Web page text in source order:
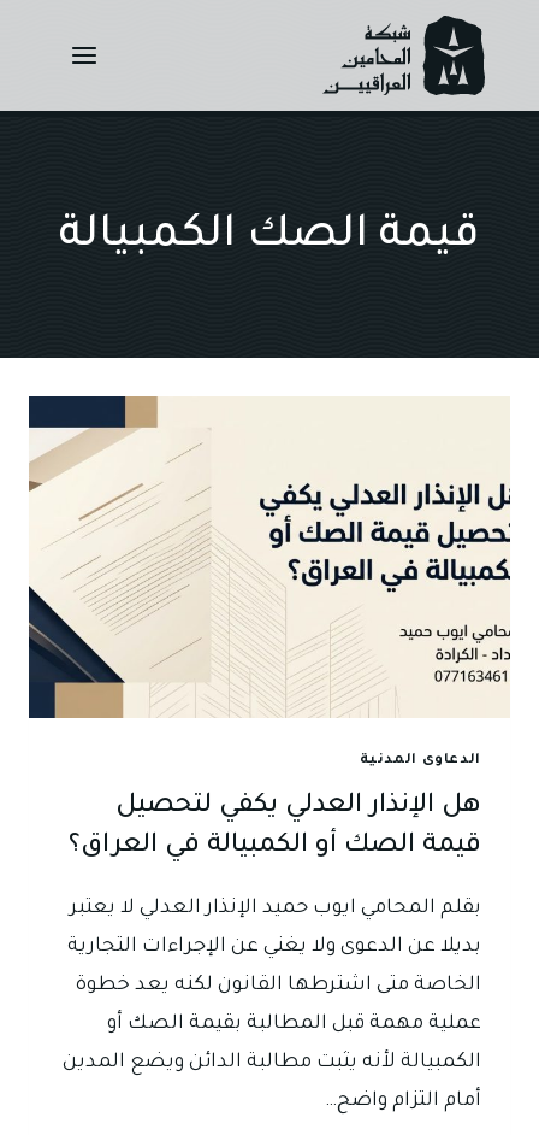
content
قيمة الصك الكمبيالة
الدعاوى المدنية
هل الإنذار العدلي يكفي لتحصيل
قيمة الصك أو الكمبيالة في العراق؟
بقلم المحامي ايوب حميد الإنذار العدلي لا يعتبر
بديلا عن الدعوى ولا يغني عن الإجراءات التجارية
الخاصة متى اشترطها القانون لكنه يعد خطوة
عملية مهمة قبل المطالبة بقيمة الصك أو
الكمبيالة لأنه يثبت مطالبة الدائن ويضع المدين
أمام التزام واضح…